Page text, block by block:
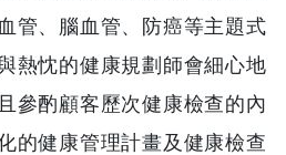
管、腦血管、防癌等主題式
熱忱的健康規劃師會細心地
參酌顧客歷次健康檢查的內
的健康管理計畫及健康檢查